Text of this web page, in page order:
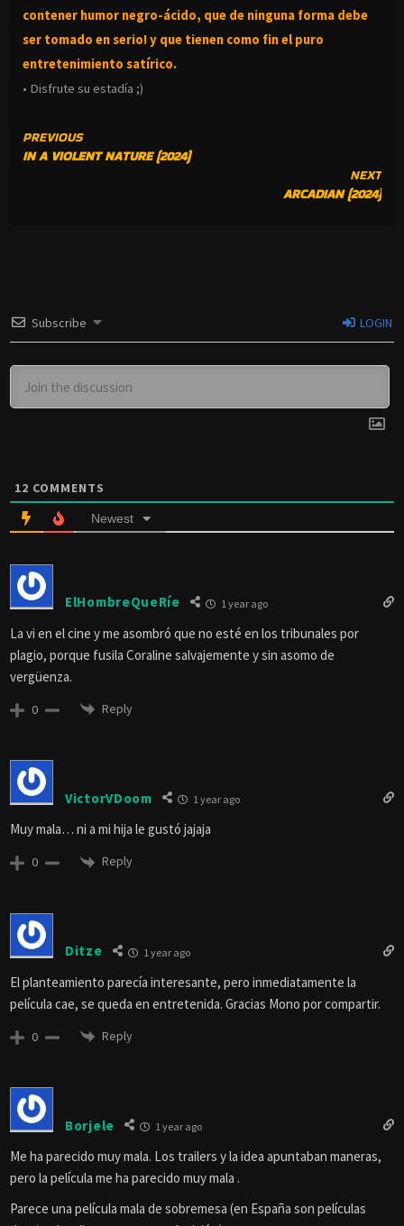
contener humor negro-ácido, que de ninguna forma debe
ser tomado en serio! y que tienen como fin el puro
entretenimiento satírico.
• Disfrute su estadía ;)
CONTINUE
READING
PREVIOUS
IN A VIOLENT NATURE (2024)
NEXT
ARCADIAN (2024)
Subscribe LOGIN
12 COMMENTS
Newest
ElHombreQueRíe 1 year ago
La vi en el cine y me asombró que no esté en los tribunales por
plagio, porque fusila Coraline salvajemente y sin asomo de
vergüenza.
0 Reply
VictorVDoom 1 year ago
Muy mala… ni a mi hija le gustó jajaja
0 Reply
Ditze 1 year ago
El planteamiento parecía interesante, pero inmediatamente la
película cae, se queda en entretenida. Gracias Mono por compartir.
0 Reply
Borjele 1 year ago
Me ha parecido muy mala. Los trailers y la idea apuntaban maneras,
pero la película me ha parecido muy mala .
Parece una película mala de sobremesa (en España son películas